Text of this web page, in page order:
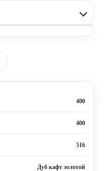
400
400
516
Дуб кафт золотой